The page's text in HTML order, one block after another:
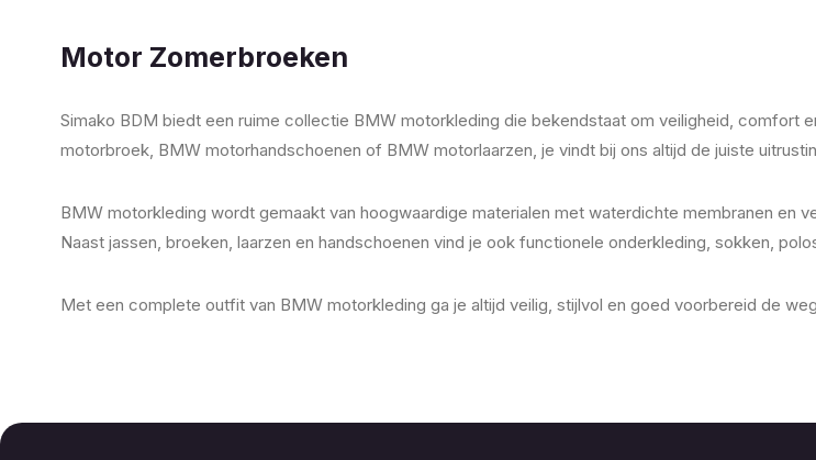
Motor Zomerbroeken
Simako BDM biedt een ruime collectie BMW motorkleding die bekendstaat om veiligheid, comfort
motorbroek, BMW motorhandschoenen of BMW motorlaarzen, je vindt bij ons altijd de juiste
BMW motorkleding wordt gemaakt van hoogwaardige materialen met waterdichte membranen en
Naast jassen, broeken, laarzen en handschoenen vind je ook functionele onderkleding, sokken,
Met een complete outfit van BMW motorkleding ga je altijd veilig, stijlvol en goed voorbereid de